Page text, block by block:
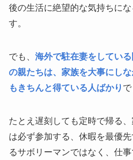
後の生活に絶望的な気持ちに
す。
でも、 海外で駐在妻をしてい
の親たちは、家族を大事にし
もきちんと得ている人ばかり で
たとえ遅刻しても定時で帰る
は必ず参加する、休暇を最優
るサボリーマンではなく、仕